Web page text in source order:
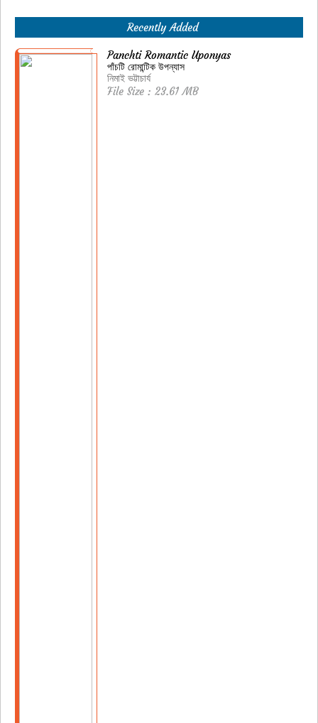
Recently Added
Panchti Romantic Uponyas
পাঁচটি রোমান্টিক উপন্যাস
নিমাই ভট্টাচার্য
File Size : 23.61 MB